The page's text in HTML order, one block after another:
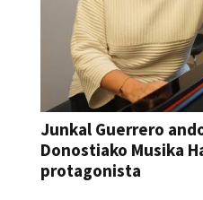
Junkal Guerrero
Donostiako Musika
protagonista